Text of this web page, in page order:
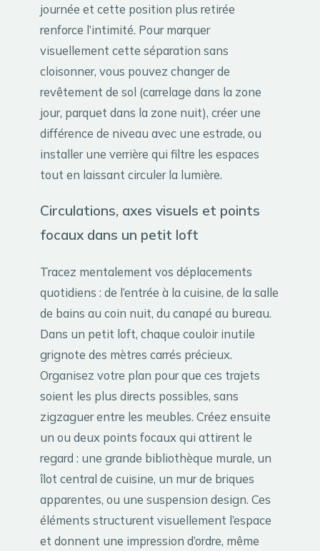
journée et cette position plus retirée
renforce l’intimité. Pour marquer
visuellement cette séparation sans
cloisonner, vous pouvez changer de
revêtement de sol (carrelage dans la zone
jour, parquet dans la zone nuit), créer une
différence de niveau avec une estrade, ou
installer une verrière qui filtre les espaces
tout en laissant circuler la lumière.
Circulations, axes visuels et points
focaux dans un petit loft
Tracez mentalement vos déplacements
quotidiens : de l’entrée à la cuisine, de la salle
de bains au coin nuit, du canapé au bureau.
Dans un petit loft, chaque couloir inutile
grignote des mètres carrés précieux.
Organisez votre plan pour que ces trajets
soient les plus directs possibles, sans
zigzaguer entre les meubles. Créez ensuite
un ou deux points focaux qui attirent le
regard : une grande bibliothèque murale, un
îlot central de cuisine, un mur de briques
apparentes, ou une suspension design. Ces
éléments structurent visuellement l’espace
et donnent une impression d’ordre, même